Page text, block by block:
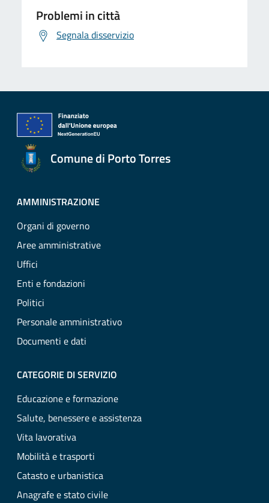
Problemi in città
Segnala disservizio
Comune di Porto Torres
AMMINISTRAZIONE
Organi di governo
Aree amministrative
Uffici
Enti e fondazioni
Politici
Personale amministrativo
Documenti e dati
CATEGORIE DI SERVIZIO
Educazione e formazione
Salute, benessere e assistenza
Vita lavorativa
Mobilità e trasporti
Catasto e urbanistica
Anagrafe e stato civile